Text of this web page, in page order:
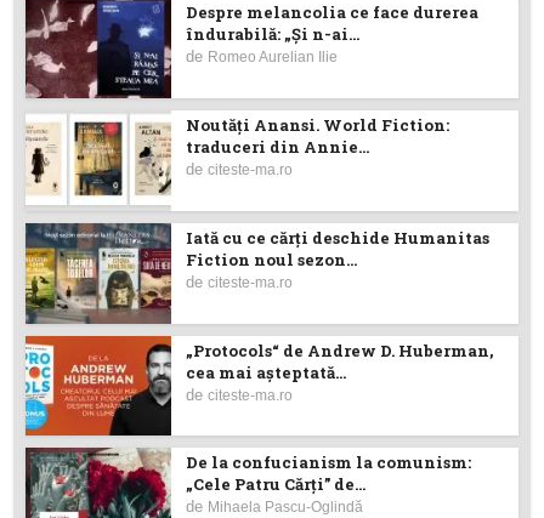
Despre melancolia ce face durerea
îndurabilă: „Și n-ai...
de Romeo Aurelian Ilie
Noutăţi Anansi. World Fiction:
traduceri din Annie...
deciteste-ma.ro
Iată cu ce cărţi deschide Humanitas
Fiction noul sezon...
deciteste-ma.ro
„Protocols“ de Andrew D. Huberman,
cea mai așteptată...
deciteste-ma.ro
De la confucianism la comunism:
„Cele Patru Cărți” de...
de Mihaela Pascu-Oglindă